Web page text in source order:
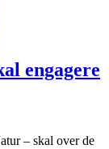
engagere
– skal over de